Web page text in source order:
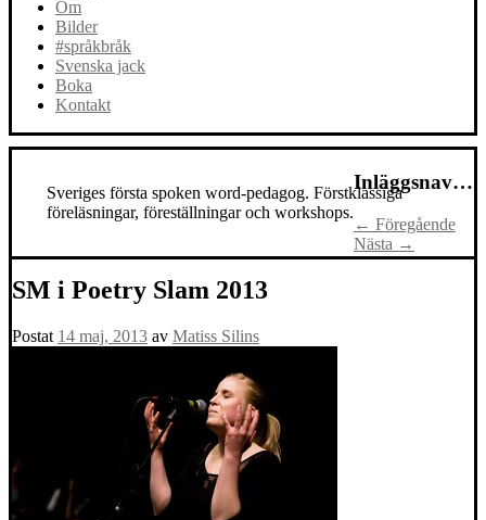
Om
Bilder
#språkbråk
Svenska jack
Boka
Kontakt
Sveriges första spoken word-pedagog. Förstklassiga
föreläsningar, föreställningar och workshops.
Inläggsnavigering
← Föregående
Nästa →
SM i Poetry Slam 2013
Postat 14 maj, 2013 av Matiss Silins